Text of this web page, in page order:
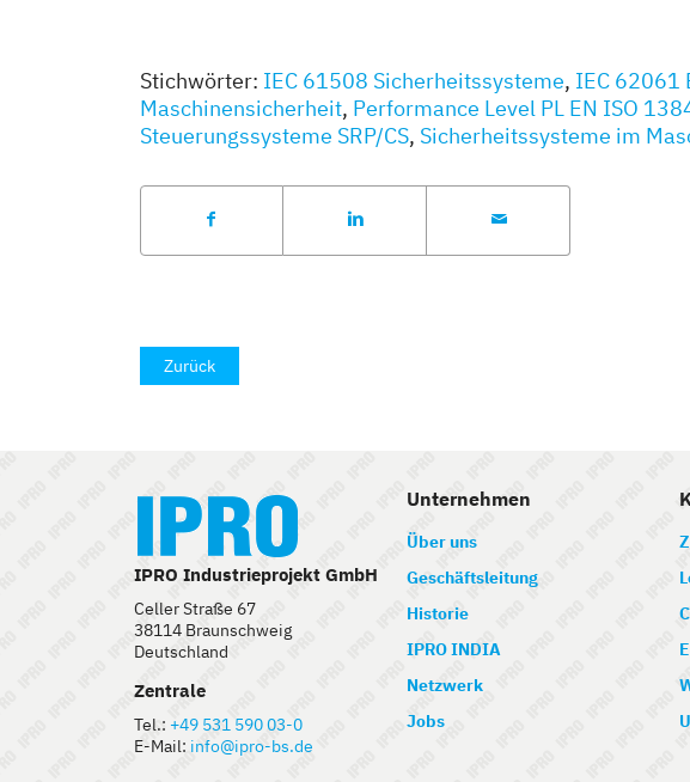
Stichwörter: IEC 61508 Sicherheitssysteme, IEC 62061
Maschinensicherheit, Performance Level PL EN ISO
Steuerungssysteme SRP/CS, Sicherheitssysteme im
Zurück
IPRO Industrieprojekt GmbH
Celler Straße 67
38114 Braunschweig
Deutschland
Zentrale
Tel.: +49 531 590 03-0
E-Mail: info@ipro-bs.de
Unternehmen
Über uns
Geschäftsleitung
Historie
IPRO INDIA
Netzwerk
Jobs